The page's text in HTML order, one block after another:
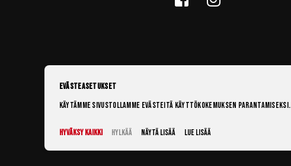
Evästeasetukset
Käytämme sivustollamme evästeitä käyttökokemuksen parantamiseksi.
Hyväksy kaikki Hylkää Näytä lisää Lue lisää